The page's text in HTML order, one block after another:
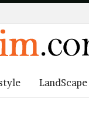
LandScape